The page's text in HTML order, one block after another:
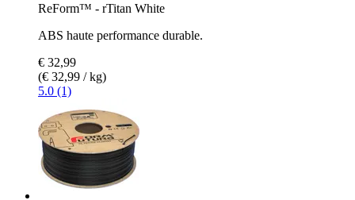
ReForm™ - rTitan White
ABS haute performance durable.
€ 32,99
(€ 32,99 / kg)
5.0 (1)